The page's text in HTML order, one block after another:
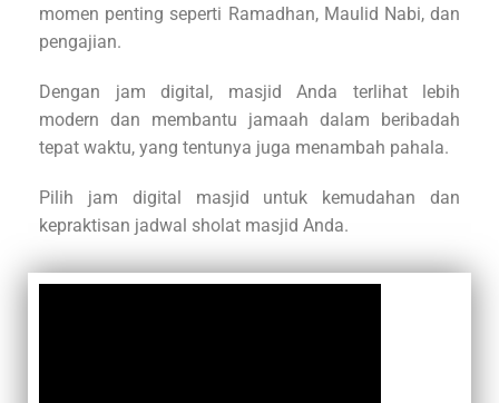
momen penting seperti Ramadhan, Maulid Nabi, dan
pengajian.
Dengan jam digital, masjid Anda terlihat lebih
modern dan membantu jamaah dalam beribadah
tepat waktu, yang tentunya juga menambah pahala.
Pilih jam digital masjid untuk kemudahan dan
kepraktisan jadwal sholat masjid Anda.